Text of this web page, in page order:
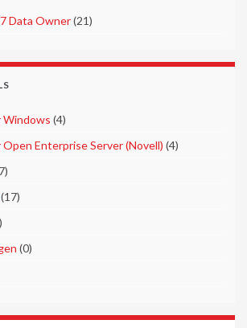
Data Owner(21)
Windows (4)
Enterprise Server (Novell) (4)
(17)
(0)